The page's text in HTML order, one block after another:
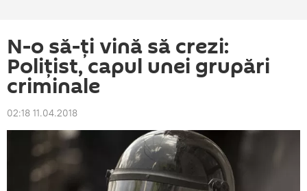
N-o să-ți vină să crezi:
Polițist, capul unei grupări
criminale
02:18 11.04.2018